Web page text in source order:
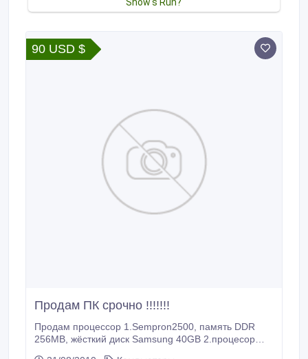
90 USD $
Продам ПК срочно !!!!!!!
Продам процессор 1.Sempron2500, память DDR
256MB, жёсткий диск Samsung 40GB 2.процесор